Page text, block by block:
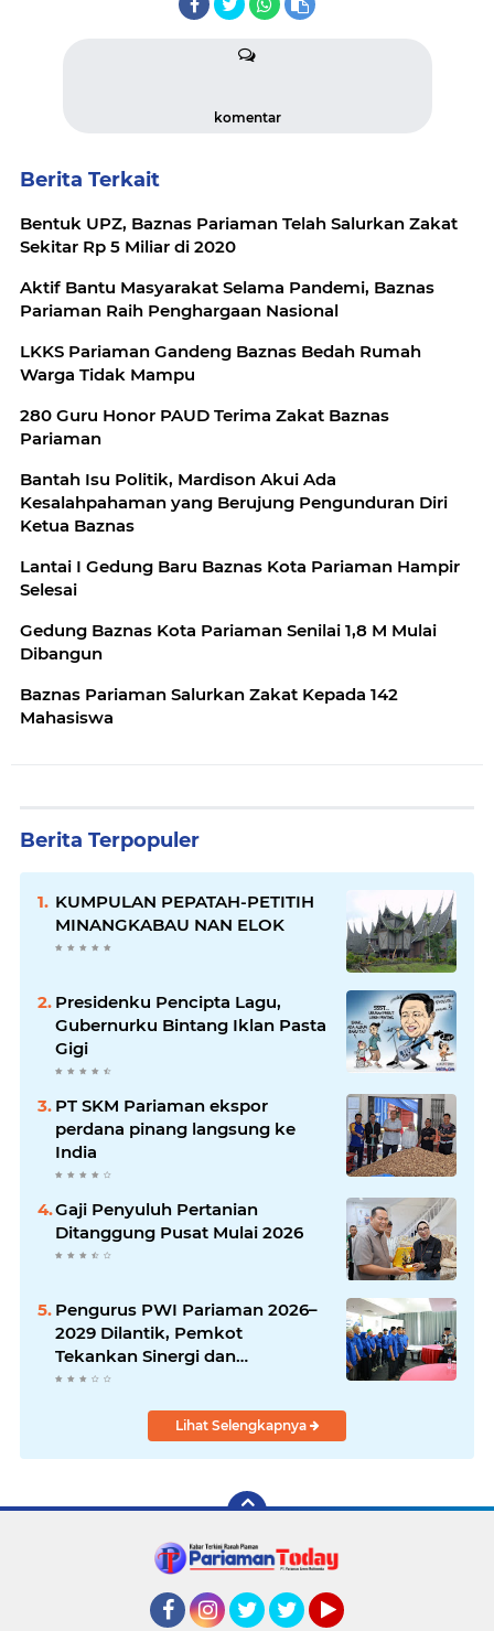
komentar
Berita Terkait
Bentuk UPZ, Baznas Pariaman Telah Salurkan Zakat
Sekitar Rp 5 Miliar di 2020
Aktif Bantu Masyarakat Selama Pandemi, Baznas
Pariaman Raih Penghargaan Nasional
LKKS Pariaman Gandeng Baznas Bedah Rumah
Warga Tidak Mampu
280 Guru Honor PAUD Terima Zakat Baznas
Pariaman
Bantah Isu Politik, Mardison Akui Ada
Kesalahpahaman yang Berujung Pengunduran Diri
Ketua Baznas
Lantai I Gedung Baru Baznas Kota Pariaman Hampir
Selesai
Gedung Baznas Kota Pariaman Senilai 1,8 M Mulai
Dibangun
Baznas Pariaman Salurkan Zakat Kepada 142
Mahasiswa
Berita Terpopuler
KUMPULAN PEPATAH-PETITIH
MINANGKABAU NAN ELOK
Presidenku Pencipta Lagu,
Gubernurku Bintang Iklan Pasta
Gigi
PT SKM Pariaman ekspor
perdana pinang langsung ke
India
Gaji Penyuluh Pertanian
Ditanggung Pusat Mulai 2026
Pengurus PWI Pariaman 2026–
2029 Dilantik, Pemkot
Tekankan Sinergi dan
Profesionalisme Pers
Lihat Selengkapnya